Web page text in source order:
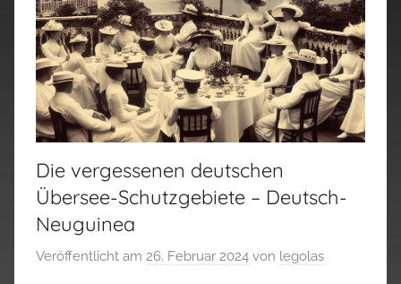
Die vergessenen deutschen
Übersee-Schutzgebiete – Deutsch-
Neuguinea
Veröffentlicht am 26. Februar 2024 von legolas